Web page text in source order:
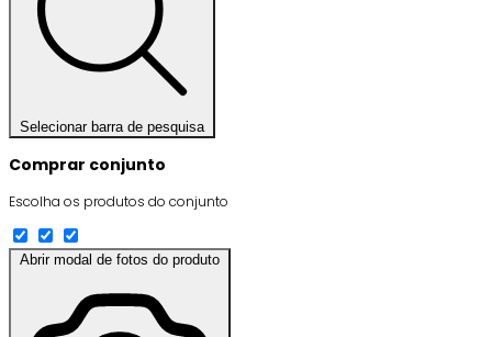
Selecionar barra de pesquisa
Comprar conjunto
Escolha os produtos do conjunto
Abrir modal de fotos do produto